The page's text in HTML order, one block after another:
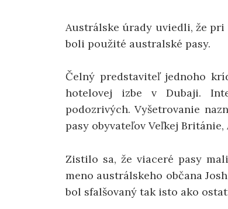
Austrálske úrady uviedli, že pri
boli použité australské pasy.
Čelný predstaviteľ jednoho
hotelovej izbe v Dubaji.
podozrivých. Vyšetrovanie
pasy obyvateľov Veľkej
Zistilo sa, že viaceré pasy
meno austrálskeho občana
bol sfalšovaný tak isto ako